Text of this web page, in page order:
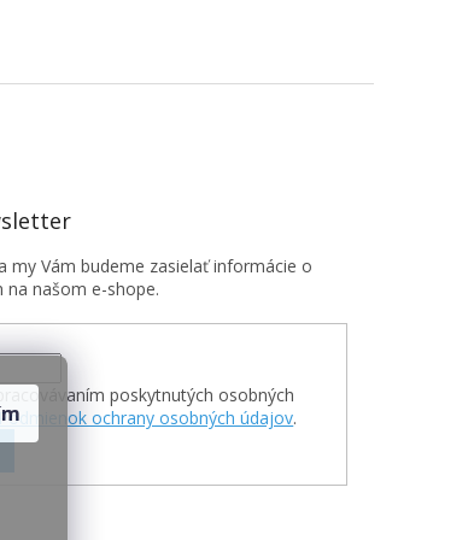
my Vám budeme zasielať informácie o
našom e-shope.
poskytnutých osobných
ochrany osobných údajov.